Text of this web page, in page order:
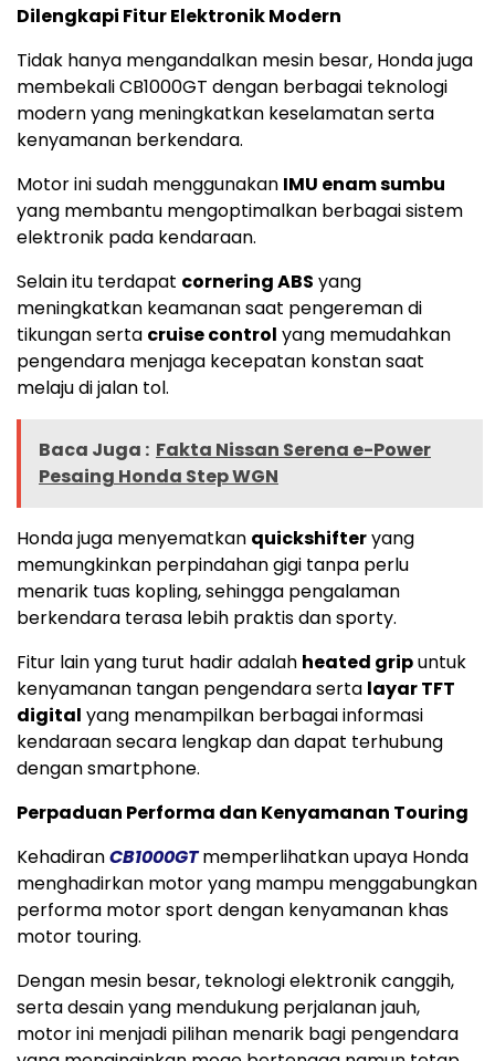
Dilengkapi Fitur Elektronik Modern
Tidak hanya mengandalkan mesin besar, Honda juga
membekali CB1000GT dengan berbagai teknologi
modern yang meningkatkan keselamatan serta
kenyamanan berkendara.
Motor ini sudah menggunakan IMU enam sumbu
yang membantu mengoptimalkan berbagai sistem
elektronik pada kendaraan.
Selain itu terdapat cornering ABS yang
meningkatkan keamanan saat pengereman di
tikungan serta cruise control yang memudahkan
pengendara menjaga kecepatan konstan saat
melaju di jalan tol.
Baca Juga : Fakta Nissan Serena e-Power
Pesaing Honda Step WGN
Honda juga menyematkan quickshifteryang
memungkinkan perpindahan gigi tanpa perlu
menarik tuas kopling, sehingga pengalaman
berkendara terasa lebih praktis dan sporty.
Fitur lain yang turut hadir adalah heated gripuntuk
kenyamanan tangan pengendara serta layar TFT
digital yang menampilkan berbagai informasi
kendaraan secara lengkap dan dapat terhubung
dengan smartphone.
Perpaduan Performa dan Kenyamanan Touring
KehadiranCB1000GTmemperlihatkan upaya Honda
menghadirkan motor yang mampu menggabungkan
performa motor sport dengan kenyamanan khas
motor touring.
Dengan mesin besar, teknologi elektronik canggih,
serta desain yang mendukung perjalanan jauh,
motor ini menjadi pilihan menarik bagi pengendara